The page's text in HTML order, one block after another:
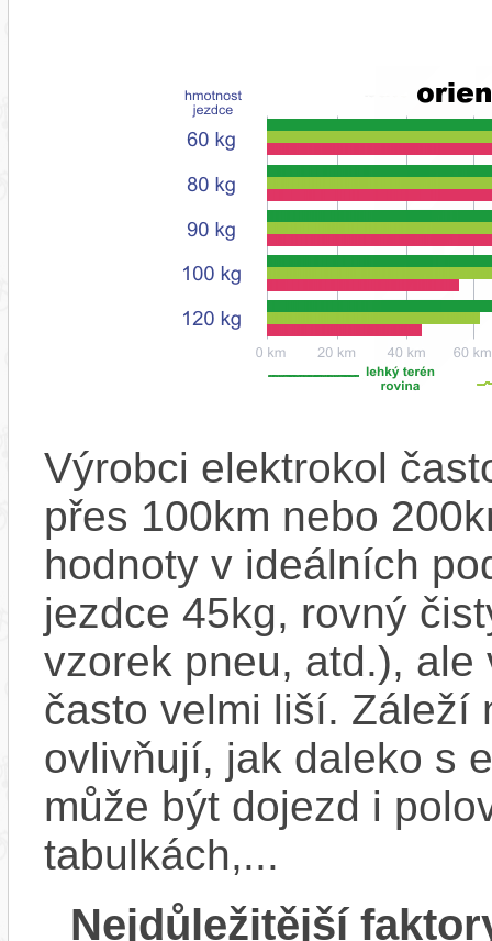
Výrobci elektrokol
přes 100km nebo
hodnoty v ideálních
jezdce 45kg, rovný
vzorek pneu, atd.),
často velmi liší. Záleží
ovlivňují, jak daleko s
může být dojezd i
tabulkách,...
Nejdůležitější